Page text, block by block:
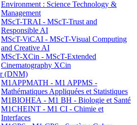
Environment : Science Technology &
Management
MScT-TRAI - MScT-Trust and
Responsible AI
MScT-ViCAI - MScT-Visual Computing
and Creative AI
MScT-XCin - MScT-Extended
Cinematography XCin
(DNM)
M1APPMATH - M1 APPMS -
Mathématiques Appliquées et Statistiques
M1BIOHEA - M1 BH - Biologie et Santé
M1CHEINT - M1 CI - Chimie et
Interfaces